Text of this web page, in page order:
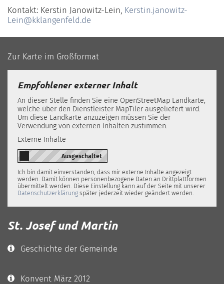
Kontakt: Kerstin Janowitz-Lein, Kerstin.janowitz-
Lein@kklangenfeld.de
Zur Karte im Großformat
Empfohlener externer Inhalt
An dieser Stelle finden Sie eine OpenStreetMap Landkarte,
welche über den Dienstleister MapTiler ausgeliefert wird.
Um diese Landkarte anzuzeigen müssen Sie der
Verwendung von externen Inhalten zustimmen.
Externe Inhalte
Ich bin damit einverstanden, dass mir externe Inhalte angezeigt
werden. Damit können personenbezogene Daten an Drittplattformen
übermittelt werden. Diese Einstellung kann auf der Seite mit unserer
Datenschutzerklärung später jederzeit wieder geändert werden.
St. Josef und Martin
Geschichte der Gemeinde
Konvent März 2012